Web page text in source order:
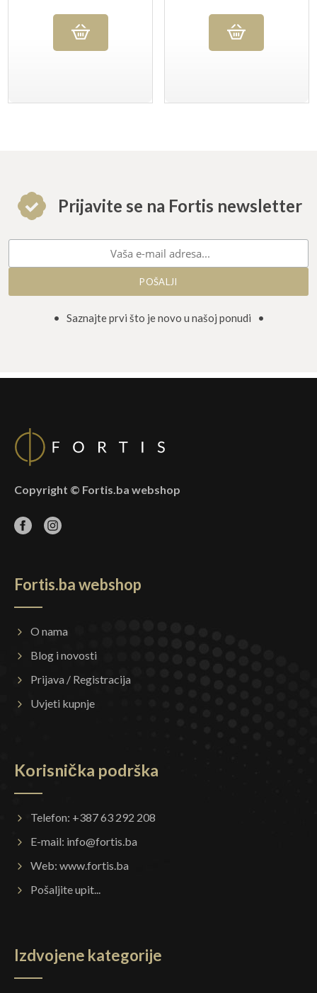
Prijavite se na Fortis newsletter
• Saznajte prvi što je novo u našoj ponudi •
Copyright © Fortis.ba webshop
Fortis.ba webshop
O nama
Blog i novosti
Prijava / Registracija
Uvjeti kupnje
Korisnička podrška
Telefon: +387 63 292 208
E-mail: info@fortis.ba
Web: www.fortis.ba
Pošaljite upit...
Izdvojene kategorije